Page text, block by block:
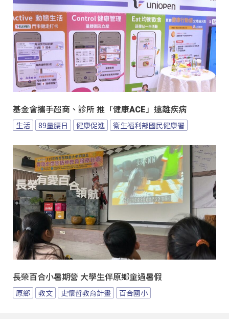
基金會攜手超商、診所 推「健康ACE」遠離疾病
生活 89量腰日 健康促進 衛生福利部國民健康署
長榮百合小暑期營 大學生伴原鄉童過暑假
原鄉 教文 史懷哲教育計畫 百合國小